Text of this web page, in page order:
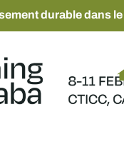
durable dans